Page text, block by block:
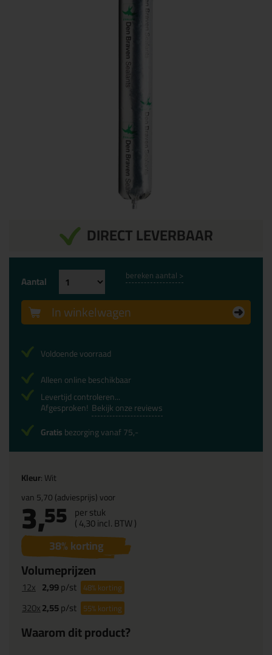
DIRECT LEVERBAAR
Kleur: Wit
van5,70(adviesprijs) voor
3,55 per stuk
(4,30incl. BTW )
38% korting
Volumeprijzen
12x 2,99p/st 48%korting
320x2,55p/st 55%korting
Waarom dit product?
Aantal bereken aantal >
In winkelwagen
Voldoende voorraad
Alleen online beschikbaar
Levertijd controleren...
Afgesproken! Bekijk onze reviews
Gratisbezorging vanaf 75,-